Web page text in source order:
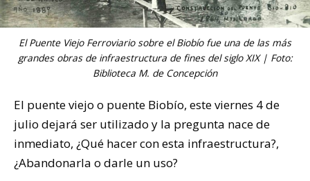
El Puente Viejo Ferroviario sobre el Biobío fue una de las más
grandes obras de infraestructura de fines del siglo XIX | Foto:
Biblioteca M. de Concepción
El puente viejo o puente Biobío, este viernes 4 de
julio dejará ser utilizado y la pregunta nace de
inmediato, ¿Qué hacer con esta infraestructura?,
¿Abandonarla o darle un uso?